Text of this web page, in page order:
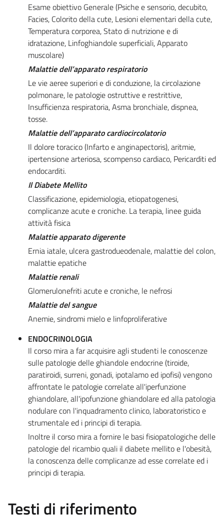
Esame obiettivo Generale (Psiche e sensorio, decubito,
Facies, Colorito della cute, Lesioni elementari della cute,
Temperatura corporea, Stato di nutrizione e di
idratazione, Linfoghiandole superficiali, Apparato
muscolare)
Malattie dell’apparato respiratorio
Le vie aeree superiori e di conduzione, la circolazione
polmonare, le patologie ostruttive e restrittive,
Insufficienza respiratoria, Asma bronchiale, dispnea,
tosse.
Malattie dell’apparato cardiocircolatorio
Il dolore toracico (Infarto e anginapectoris), aritmie,
ipertensione arteriosa, scompenso cardiaco, Pericarditi ed
endocarditi.
Il Diabete Mellito
Classificazione, epidemiologia, etiopatogenesi,
complicanze acute e croniche. La terapia, linee guida
attività fisica
Malattie apparato digerente
Ernia iatale, ulcera gastrodueodenale, malattie del colon,
malattie epatiche
Malattie renali
Glomerulonefriti acute e croniche, le nefrosi
Malattie del sangue
Anemie, sindromi mielo e linfoproliferative
ENDOCRINOLOGIA
Il corso mira a far acquisire agli studenti le conoscenze
sulle patologie delle ghiandole endocrine (tiroide,
paratiroidi, surreni, gonadi, ipotalamo ed ipofisi) vengono
affrontate le patologie correlate all'iperfunzione
ghiandolare, all'ipofunzione ghiandolare ed alla patologia
nodulare con l'inquadramento clinico, laboratoristico e
strumentale ed i principi di terapia.
Inoltre il corso mira a fornire le basi fisiopatologiche delle
patologie del ricambio quali il diabete mellito e l'obesità,
la conoscenza delle complicanze ad esse correlate ed i
principi di terapia.
Testi di riferimento